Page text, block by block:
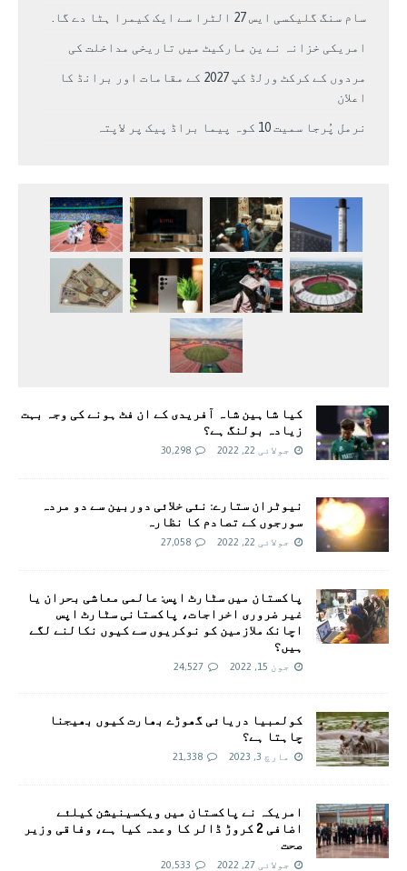
سام سنگ گلیکسی ایس 27 الٹرا سے ایک کیمرا ہٹا دے گا.
امریکی خزانہ نے ین مارکیٹ میں تاریخی مداخلت کی
مردوں کے کرکٹ ورلڈ کپ 2027 کے مقامات اور برانڈ کا
اعلان
نرمل پُرجا سمیت 10 کوہ پیما براڈ پیک پر لاپتہ
کیا شاہین شاہ آفریدی کے ان فٹ ہونے کی وجہ بہت
زیادہ بولنگ ہے؟
جولائی 22, 2022 30,298
نیوٹران ستارے: نئی خلائی دوربین سے دو مردہ
سورجوں کے تصادم کا نظارہ
جولائی 22, 2022 27,058
پاکستان میں سٹارٹ اپس: عالمی معاشی بحران یا
غیر ضروری اخراجات، پاکستانی سٹارٹ اپس
اچانک ملازمین کو نوکریوں سے کیوں نکالنے لگے
ہیں؟
جون 15, 2022 24,527
کولمبیا دریائی گھوڑے بھارت کیوں بھیجنا
چاہتا ہے؟
مارچ 3, 2023 21,338
امريکہ نے پاکستان میں ویکسینیشن کیلئے
اضافی 2 کروڑ ڈالر کا وعدہ کیا ہے، وفاقی وزیر
صحت
جولائی 27, 2022 20,533